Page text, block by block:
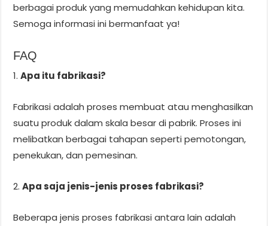
berbagai produk yang memudahkan kehidupan kita.
Semoga informasi ini bermanfaat ya!
FAQ
1.Apa itu fabrikasi?
Fabrikasi adalah proses membuat atau menghasilkan
suatu produk dalam skala besar di pabrik. Proses ini
melibatkan berbagai tahapan seperti pemotongan,
penekukan, dan pemesinan.
2.Apa saja jenis-jenis proses fabrikasi?
Beberapa jenis proses fabrikasi antara lain adalah